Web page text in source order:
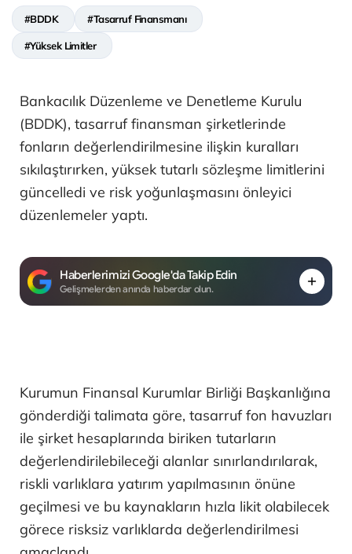
#BDDK #Tasarruf Finansmanı
#Yüksek Limitler
Bankacılık Düzenleme ve Denetleme Kurulu
(BDDK), tasarruf finansman şirketlerinde
fonların değerlendirilmesine ilişkin kuralları
sıkılaştırırken, yüksek tutarlı sözleşme limitlerini
güncelledi ve risk yoğunlaşmasını önleyici
düzenlemeler yaptı.
Haberlerimizi Google'da Takip Edin
Gelişmelerden anında haberdar olun.
Kurumun Finansal Kurumlar Birliği Başkanlığına
gönderdiği talimata göre, tasarruf fon havuzları
ile şirket hesaplarında biriken tutarların
değerlendirilebileceği alanlar sınırlandırılarak,
riskli varlıklara yatırım yapılmasının önüne
geçilmesi ve bu kaynakların hızla likit olabilecek
görece risksiz varlıklarda değerlendirilmesi